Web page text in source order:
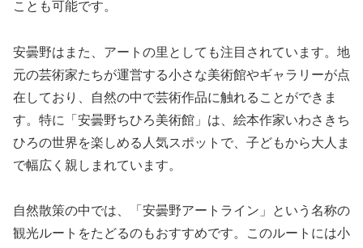
ことも可能です。
安曇野はまた、アートの里としても注目されています。地
元の芸術家たちが運営する小さな美術館やギャラリーが点
在しており、自然の中で芸術作品に触れることができま
す。特に「安曇野ちひろ美術館」は、絵本作家いわさきち
ひろの世界を楽しめる人気スポットで、子どもから大人ま
で幅広く親しまれています。
自然散策の中では、「安曇野アートライン」という名称の
観光ルートをたどるのもおすすめです。このルートには小